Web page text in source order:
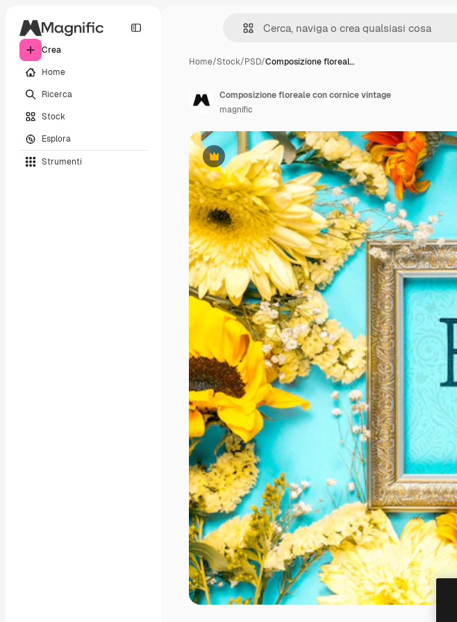
Crea
Home
Ricerca
Stock
Esplora
Strumenti
Home/Stock/PSD/Composizione floreal…
Premium
Composizione floreale con cornice vintage
magnific